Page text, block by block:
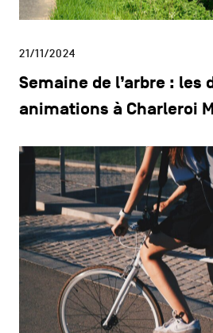
21/11/2024
Semaine de l’arbre :
animations à Charleroi